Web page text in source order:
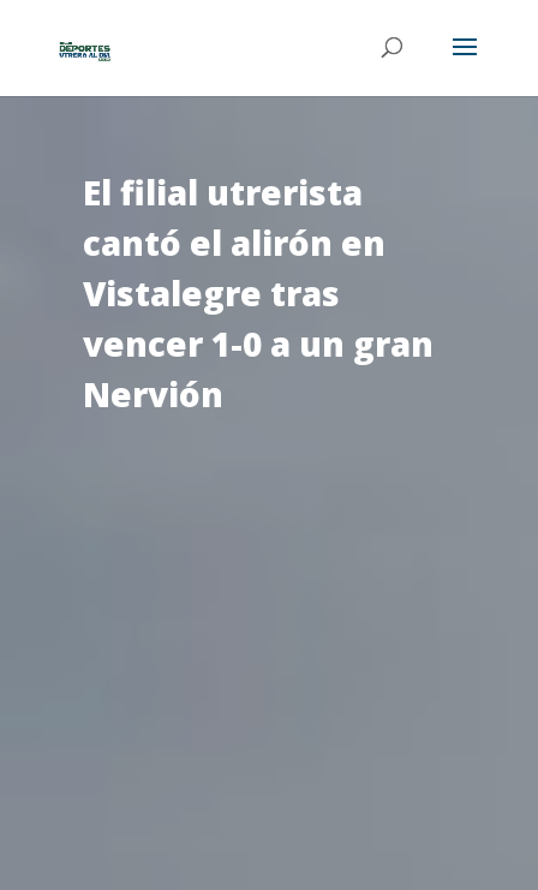
El filial utrerista
cantó el alirón en
Vistalegre tras
vencer 1-0 a un gran
Nervión